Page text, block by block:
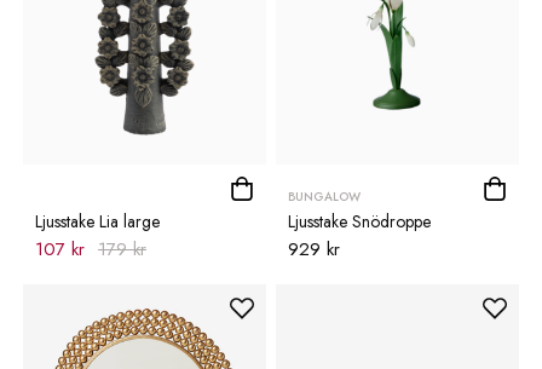
Ljusstake Lia large
107 kr 179 kr
BUNGALOW
Ljusstake Snödroppe
929 kr